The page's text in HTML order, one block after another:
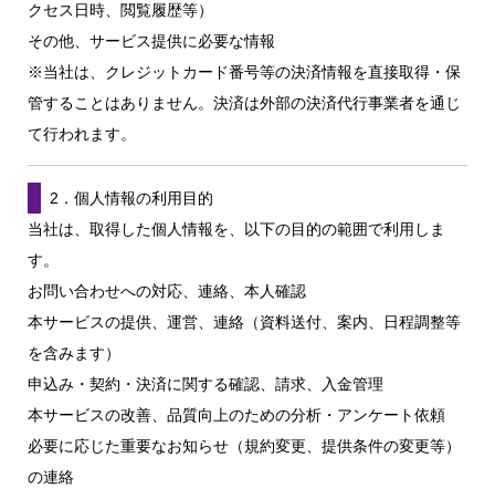
クセス日時、閲覧履歴等）
その他、サービス提供に必要な情報
※当社は、クレジットカード番号等の決済情報を直接取得・保
管することはありません。決済は外部の決済代行事業者を通じ
て行われます。
2．個人情報の利用目的
当社は、取得した個人情報を、以下の目的の範囲で利用しま
す。
お問い合わせへの対応、連絡、本人確認
本サービスの提供、運営、連絡（資料送付、案内、日程調整等
を含みます）
申込み・契約・決済に関する確認、請求、入金管理
本サービスの改善、品質向上のための分析・アンケート依頼
必要に応じた重要なお知らせ（規約変更、提供条件の変更等）
の連絡